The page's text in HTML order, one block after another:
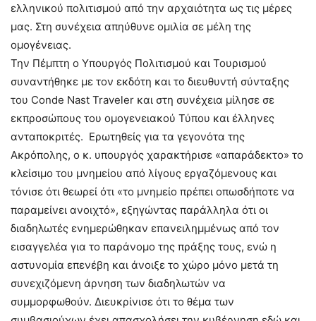
ελληνικού πολιτισμού από την αρχαιότητα ως τις μέρες
μας. Στη συνέχεια απηύθυνε ομιλία σε μέλη της
ομογένειας.
Την Πέμπτη ο Υπουργός Πολιτισμού και Τουρισμού
συναντήθηκε με τον εκδότη και το διευθυντή σύνταξης
του Conde Nast Traveler και στη συνέχεια μίλησε σε
εκπροσώπους του ομογενειακού Τύπου και έλληνες
ανταποκριτές. Ερωτηθείς για τα γεγονότα της
Ακρόπολης, ο κ. υπουργός χαρακτήρισε «απαράδεκτο» το
κλείσιμο του μνημείου από λίγους εργαζόμενους και
τόνισε ότι θεωρεί ότι «το μνημείο πρέπει οπωσδήποτε να
παραμείνει ανοιχτό», εξηγώντας παράλληλα ότι οι
διαδηλωτές ενημερώθηκαν επανειλημμένως από τον
εισαγγελέα για το παράνομο της πράξης τους, ενώ η
αστυνομία επενέβη και άνοιξε το χώρο μόνο μετά τη
συνεχιζόμενη άρνηση των διαδηλωτών να
συμμορφωθούν. Διευκρίνισε ότι το θέμα των